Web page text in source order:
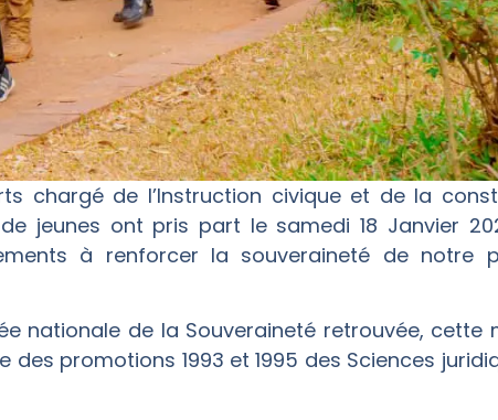
chargé de l’Instruction civique et de la
jeunes ont pris part le samedi 18 Janvier
à renforcer la souveraineté de notre
nationale de la Souveraineté retrouvée, cette
promotions 1993 et 1995 des Sciences